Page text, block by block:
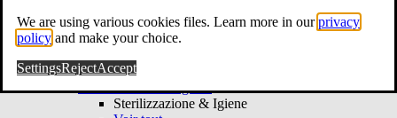
Voir tout
Colposcopi
Materiale di consumo Ginecologia
Sterilizzazione & Igiene
Sterilizzazione & Igiene
We are using various cookies files. Learn more in ourprivacy
policy and make your choice.
SettingsRejectAccept